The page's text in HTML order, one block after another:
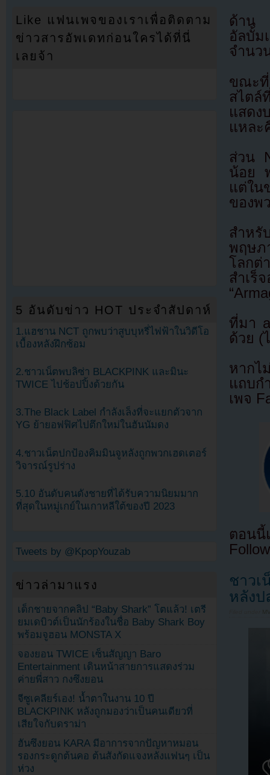
ด้าน
อัลบั้ม
จำนว
ขณะ
สไตล์
แสดง
แหละ
ส่วน
น้อย
แต่ใน
ของพ
สำห
พฤษภ
โลกต่
สำเร็
ที่มา
ด้วย (
หากไ
แถบก
เพจ
ตอนนี้
ชาวเ
หลังป
Like แฟนเพจของเราเพื่อติดตาม
ข่าวสารอัพเดทก่อนใครได้ที่นี่
เลยจ้า
5 อันดับข่าว HOT ประจำสัปดาห์
1.แฮชาน NCT ถูกพบว่าสูบบุหรี่ไฟฟ้าในวิดีโอ
เบื้องหลังฝึกซ้อม
2.ชาวเน็ตพบลิซ่า BLACKPINK และมินะ
TWICE ไปช้อปปิ้งด้วยกัน
3.The Black Label กำลังเล็งที่จะแยกตัวจาก
YG ย้ายอฟฟิศไปตึกใหม่ในฮันนัมดง
4.ชาวเน็ตปกป้องคิมมินจูหลังถูกพวกเฮดเตอร์
วิจารณ์รูปร่าง
5.10 อันดับคนดังชายที่ได้รับความนิยมมาก
ที่สุดในหมู่เกย์ในเกาหลีใต้ของปี 2023
Tweets by @KpopYouzab
ข่าวล่ามาแรง
เด็กชายจากคลิป “Baby Shark” โตแล้ว! เตรี
ยมเดบิวต์เป็นนักร้องในชื่อ Baby Shark Boy
พร้อมจูฮอน MONSTA X
จองยอน TWICE เซ็นสัญญา Baro
Entertainment เดินหน้าสายการแสดงร่วม
ค่ายพี่สาว กงซึงยอน
จีซูเคลียร์เอง! น้ำตาในงาน 10 ปี
BLACKPINK หลังถูกมองว่าเป็นคนเดียวที่
เสียใจกับดราม่า
ฮันซึงยอน KARA มีอาการจากปัญหาหมอน
รองกระดูกต้นคอ ต้นสังกัดแจงหลังแฟนๆ เป็น
ห่วง